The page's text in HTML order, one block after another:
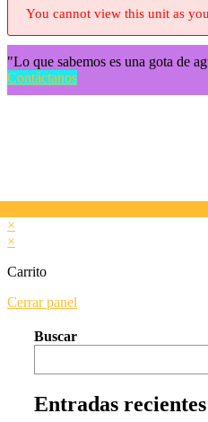
You cannot view this unit as
"Lo que sabemos es una gota de
Contáctanos
×
×
Carrito
Cerrar panel
Buscar
Entradas recientes